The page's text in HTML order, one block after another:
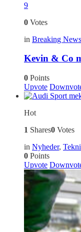
9
0 Votes
in Breaking News
Kevin & Co
0 Points
Upvote
Hot
1 Shares0 Votes
in Nyheder,
0 Points
Upvote